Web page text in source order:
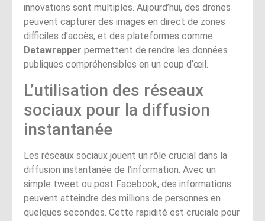
innovations sont multiples. Aujourd’hui, des drones
peuvent capturer des images en direct de zones
difficiles d’accès, et des plateformes comme
Datawrapper permettent de rendre les données
publiques compréhensibles en un coup d’œil.
L’utilisation des réseaux
sociaux pour la diffusion
instantanée
Les réseaux sociaux jouent un rôle crucial dans la
diffusion instantanée de l’information. Avec un
simple tweet ou post Facebook, des informations
peuvent atteindre des millions de personnes en
quelques secondes. Cette rapidité est cruciale pour